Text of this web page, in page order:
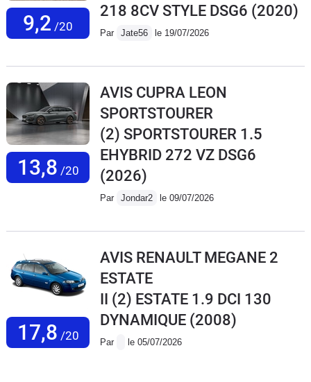
9,2 /20
218 8CV STYLE DSG6 (2020)
Par Jate56 le 19/07/2026
13,8 /20
AVIS CUPRA LEON
SPORTSTOURER
(2) SPORTSTOURER 1.5
EHYBRID 272 VZ DSG6
(2026)
Par Jondar2 le 09/07/2026
17,8 /20
AVIS RENAULT MEGANE 2
ESTATE
II (2) ESTATE 1.9 DCI 130
DYNAMIQUE (2008)
Par le 05/07/2026